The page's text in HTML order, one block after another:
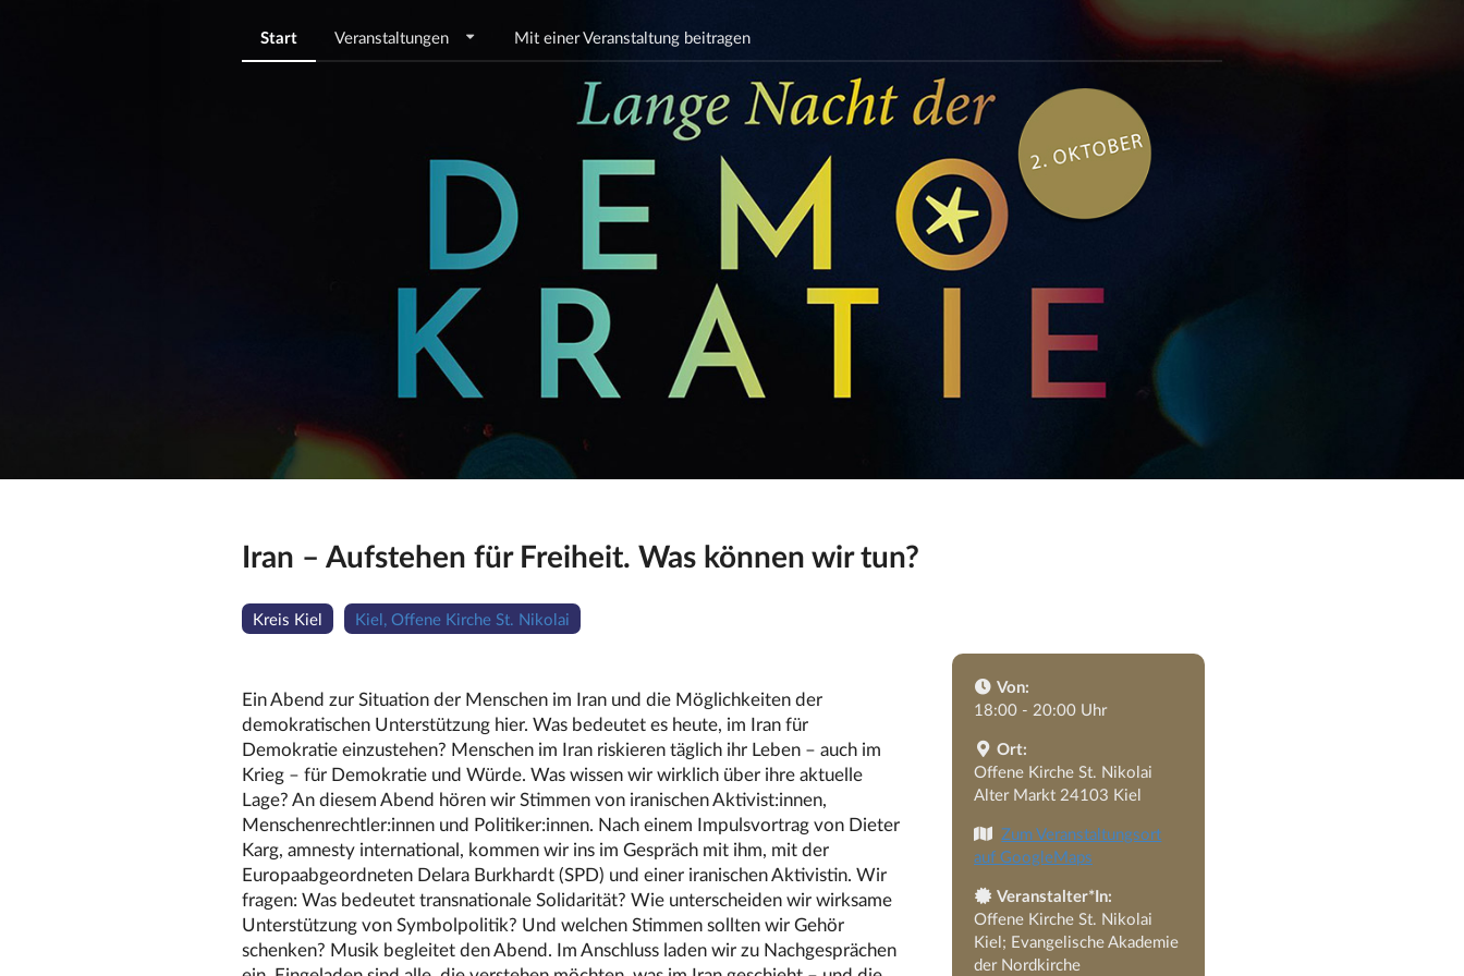
Start Veranstaltungen Mit einer Veranstaltung beitragen
Iran – Aufstehen für Freiheit. Was können wir tun?
Kreis Kiel Kiel, Offene Kirche St. Nikolai
Ein Abend zur Situation der Menschen im Iran und die Möglichkeiten der
demokratischen Unterstützung hier. Was bedeutet es heute, im Iran für
Demokratie einzustehen? Menschen im Iran riskieren täglich ihr Leben – auch im
Krieg – für Demokratie und Würde. Was wissen wir wirklich über ihre aktuelle
Lage? An diesem Abend hören wir Stimmen von iranischen Aktivist:innen,
Menschenrechtler:innen und Politiker:innen. Nach einem Impulsvortrag von Dieter
Karg, amnesty international, kommen wir ins im Gespräch mit ihm, mit der
Europaabgeordneten Delara Burkhardt (SPD) und einer iranischen Aktivistin. Wir
fragen: Was bedeutet transnationale Solidarität? Wie unterscheiden wir wirksame
Unterstützung von Symbolpolitik? Und welchen Stimmen sollten wir Gehör
schenken? Musik begleitet den Abend. Im Anschluss laden wir zu Nachgesprächen
Von:
18:00 - 20:00 Uhr
Ort:
Offene Kirche St. Nikolai
Alter Markt 24103 Kiel
Zum Veranstaltungsort
auf GoogleMaps
Veranstalter*In:
Offene Kirche St. Nikolai
Kiel; Evangelische Akademie
der Nordkirche